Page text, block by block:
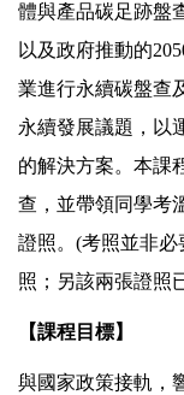
體與產品碳足跡盤
以及政府推動的
業進行永續碳盤查
永續發展議題，以
的解決方案。本課
查，並帶領同學考
證照。(考照並非
照；另該兩張證照
【課程目標】
與國家政策接軌，